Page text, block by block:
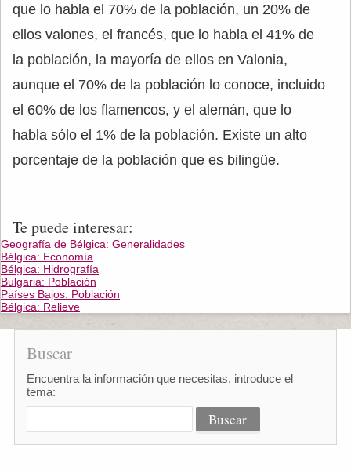
que lo habla el 70% de la población, un 20% de
ellos valones, el francés, que lo habla el 41% de
la población, la mayoría de ellos en Valonia,
aunque el 70% de la población lo conoce, incluido
el 60% de los flamencos, y el alemán, que lo
habla sólo el 1% de la población. Existe un alto
porcentaje de la población que es bilingüe.
Te puede interesar:
Geografía de Bélgica: Generalidades
Bélgica: Economía
Bélgica: Hidrografía
Bulgaria: Población
Países Bajos: Población
Bélgica: Relieve
Buscar
Encuentra la información que necesitas, introduce el
tema: